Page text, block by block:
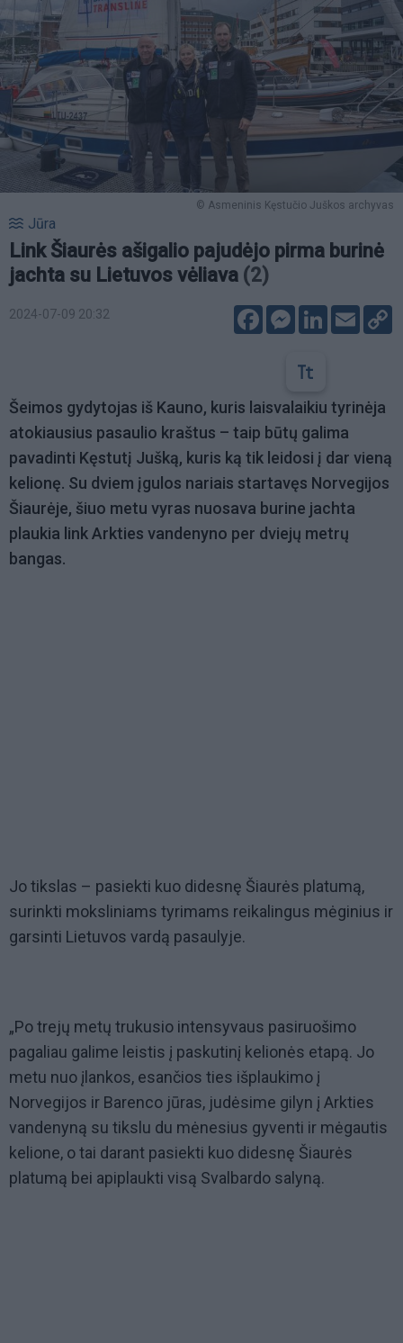
© Asmeninis Kęstučio Juškos archyvas
Jūra
Link Šiaurės ašigalio pajudėjo pirma burinė
jachta su Lietuvos vėliava (2)
2024-07-09 20:32 FacebookMessenger
LinkedIn
Email
Šeimos gydytojas iš Kauno, kuris laisvalaikiu tyrinėja
atokiausius pasaulio kraštus – taip būtų galima
pavadinti Kęstutį Jušką, kuris ką tik leidosi į dar vieną
kelionę. Su dviem įgulos nariais startavęs Norvegijos
Šiaurėje, šiuo metu vyras nuosava burine jachta
plaukia link Arkties vandenyno per dviejų metrų
bangas.
Jo tikslas – pasiekti kuo didesnę Šiaurės platumą,
surinkti moksliniams tyrimams reikalingus mėginius ir
garsinti Lietuvos vardą pasaulyje.
„Po trejų metų trukusio intensyvaus pasiruošimo
pagaliau galime leistis į paskutinį kelionės etapą. Jo
metu nuo įlankos, esančios ties išplaukimo į
Norvegijos ir Barenco jūras, judėsime gilyn į Arkties
vandenyną su tikslu du mėnesius gyventi ir mėgautis
kelione, o tai darant pasiekti kuo didesnę Šiaurės
platumą bei apiplaukti visą Svalbardo salyną.